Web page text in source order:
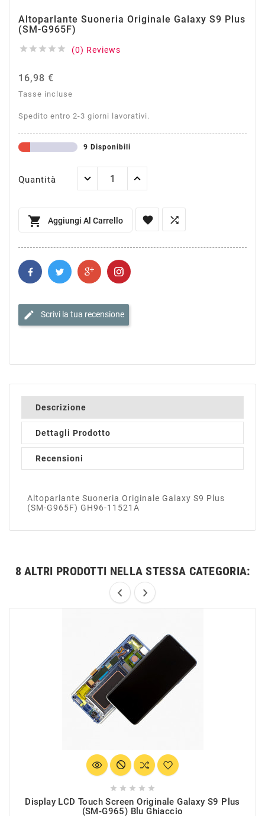
Altoparlante Suoneria Originale Galaxy S9 Plus
(SM-G965F)
     (0) Reviews
16,98 €
Tasse incluse
Spedito entro 2-3 giorni lavorativi.
9 Disponibili
Quantità
 Aggiungi Al Carrello  
edit Scrivi la tua recensione
Descrizione
Dettagli Prodotto
Recensioni
Altoparlante Suoneria Originale Galaxy S9 Plus
(SM-G965F) GH96-11521A
8 ALTRI PRODOTTI NELLA STESSA CATEGORIA:
    
Display LCD Touch Screen Originale Galaxy S9 Plus
(SM-G965) Blu Ghiaccio